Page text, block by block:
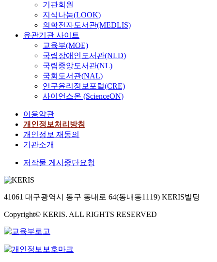
기관회원
지식나눔(LOOK)
의학전자도서관(MEDLIS)
유관기관 사이트
교육부(MOE)
국립장애인도서관(NLD)
국립중앙도서관(NL)
국회도서관(NAL)
연구윤리정보포털(CRE)
사이언스온 (ScienceON)
이용약관
개인정보처리방침
개인정보 재동의
기관소개
저작물 게시중단요청
41061 대구광역시 동구 동내로 64(동내동1119) KERIS빌딩
Copyright© KERIS. ALL RIGHTS RESERVED